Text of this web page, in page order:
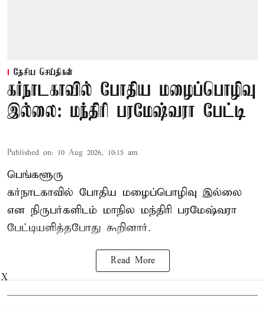
தேசிய செய்திகள்
கர்நாடகாவில் போதிய மழைப்பொழிவு
இல்லை: மந்திரி பரமேஷ்வரா பேட்டி
Published on: 10 Aug 2026, 10:15 am
பெங்களூரு
கர்நாடகாவில் போதிய மழைப்பொழிவு இல்லை
என நிருபர்களிடம் மாநில மந்திரி பரமேஷ்வரா
பேட்டியளித்தபோது கூறினார்.
Read More
X